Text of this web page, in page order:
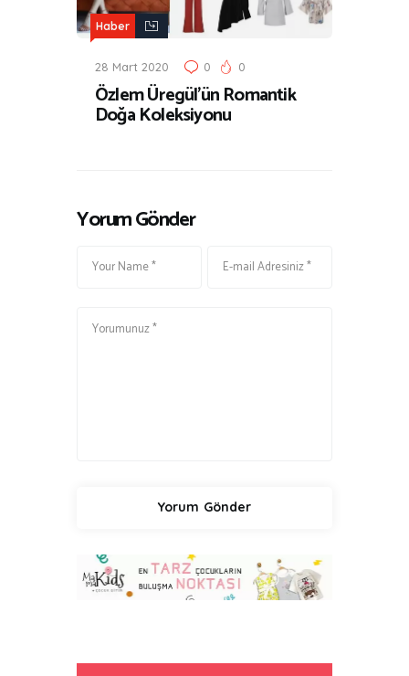
Haber
28 Mart 2020 0 0
Özlem Üregül’ün Romantik
Doğa Koleksiyonu
Yorum Gönder